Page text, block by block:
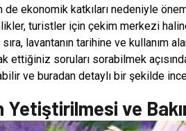
ekonomik katkıları nedeniyle
turistler için çekim merkezi
lavantanın tarihine ve kullanım
ettiğiniz soruları sorabilmek
ve buradan detaylı bir şekilde
ve